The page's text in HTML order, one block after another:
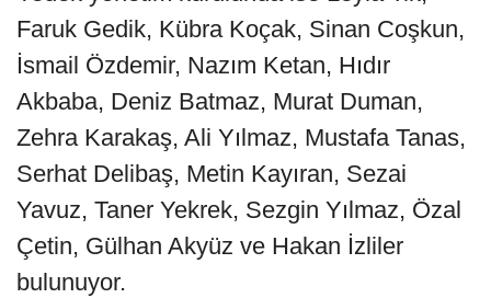
Faruk Gedik, Kübra Koçak, Sinan Coşkun,
İsmail Özdemir, Nazım Ketan, Hıdır
Akbaba, Deniz Batmaz, Murat Duman,
Zehra Karakaş, Ali Yılmaz, Mustafa Tanas,
Serhat Delibaş, Metin Kayıran, Sezai
Yavuz, Taner Yekrek, Sezgin Yılmaz, Özal
Çetin, Gülhan Akyüz ve Hakan İzliler
bulunuyor.